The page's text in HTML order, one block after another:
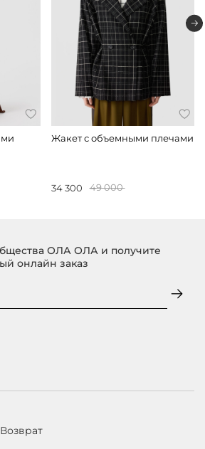
Жакет с объемными плечами
34 300 49 000
ОЛА ОЛА и получите
онлайн заказ